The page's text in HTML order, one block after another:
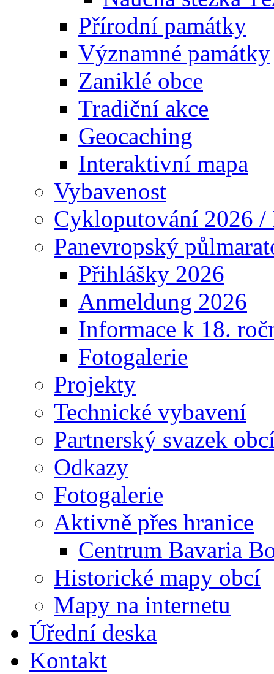
Přírodní památky
Významné památky
Zaniklé obce
Tradiční akce
Geocaching
Interaktivní mapa
Vybavenost
Cykloputování 2026 /
Panevropský
Přihlášky 2026
Anmeldung 2026
Informace k 18.
Fotogalerie
Projekty
Technické vybavení
Partnerský svazek
Odkazy
Fotogalerie
Aktivně přes hranice
Centrum Bavaria
Historické mapy obcí
Mapy na internetu
Úřední deska
Kontakt